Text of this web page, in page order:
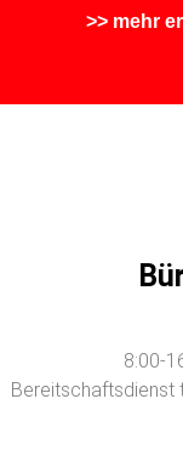
>> mehr
8:00-
Bereitschaftsdienst